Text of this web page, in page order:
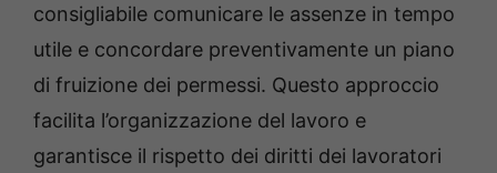
consigliabile comunicare le assenze in tempo
utile e concordare preventivamente un piano
di fruizione dei permessi. Questo approccio
facilita l’organizzazione del lavoro e
garantisce il rispetto dei diritti dei lavoratori